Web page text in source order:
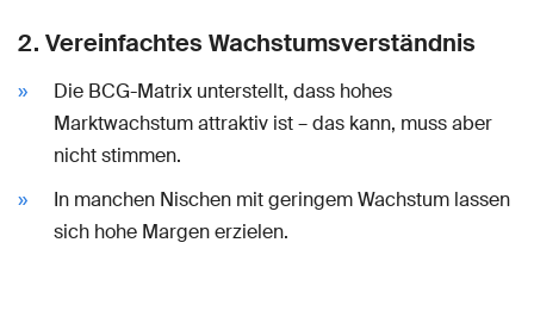
2. Vereinfachtes Wachstumsverständnis
Die BCG-Matrix unterstellt, dass hohes
Marktwachstum attraktiv ist – das kann, muss aber
nicht stimmen.
In manchen Nischen mit geringem Wachstum lassen
sich hohe Margen erzielen.